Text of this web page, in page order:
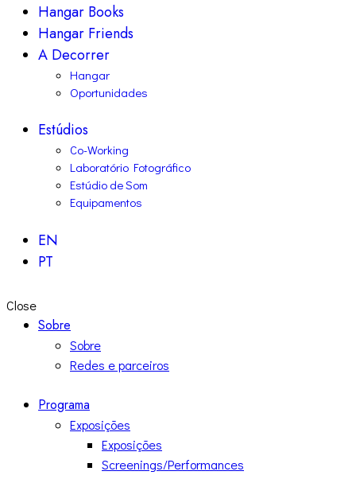
Hangar Books
Hangar Friends
A Decorrer
Hangar
Oportunidades
Estúdios
Co-Working
Laboratório Fotográfico
Estúdio de Som
Equipamentos
EN
PT
Close
Sobre
Sobre
Redes e parceiros
Programa
Exposições
Exposições
Screenings/Performances